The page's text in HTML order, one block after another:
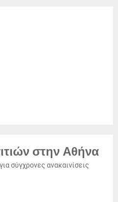
στην Αθήνα
σύγχρονες ανακαινίσεις